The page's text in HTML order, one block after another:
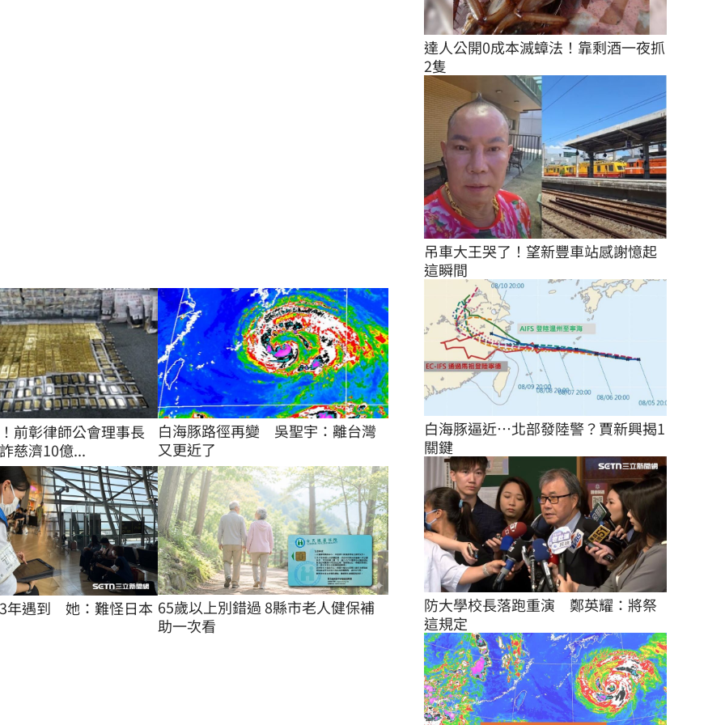
前彰律師公會理事長
慈濟10億...
白海豚路徑再變　吳聖宇：離台灣
又更近了
年遇到　她：難怪日本 65歲以上別錯過 8縣市老人健保補
助一次看
達人公開0成本滅蟑法！靠剩酒一夜抓
2隻
吊車大王哭了！望新豐車站感謝憶起
這瞬間
白海豚逼近…北部發陸警？賈新興揭1
關鍵
防大學校長落跑重演　鄭英耀：將祭
這規定